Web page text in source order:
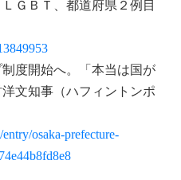
ＧＢＴ、都道府県２例目
度開始へ。「本当は国が
文知事（ハフィントンポ
osaka-prefecture-